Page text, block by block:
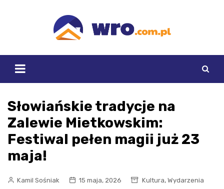
Słowiańskie tradycje na
Zalewie Mietkowskim:
Festiwal pełen magii już 23
maja!
Kamil Sośniak 15 maja, 2026 Kultura, Wydarzenia